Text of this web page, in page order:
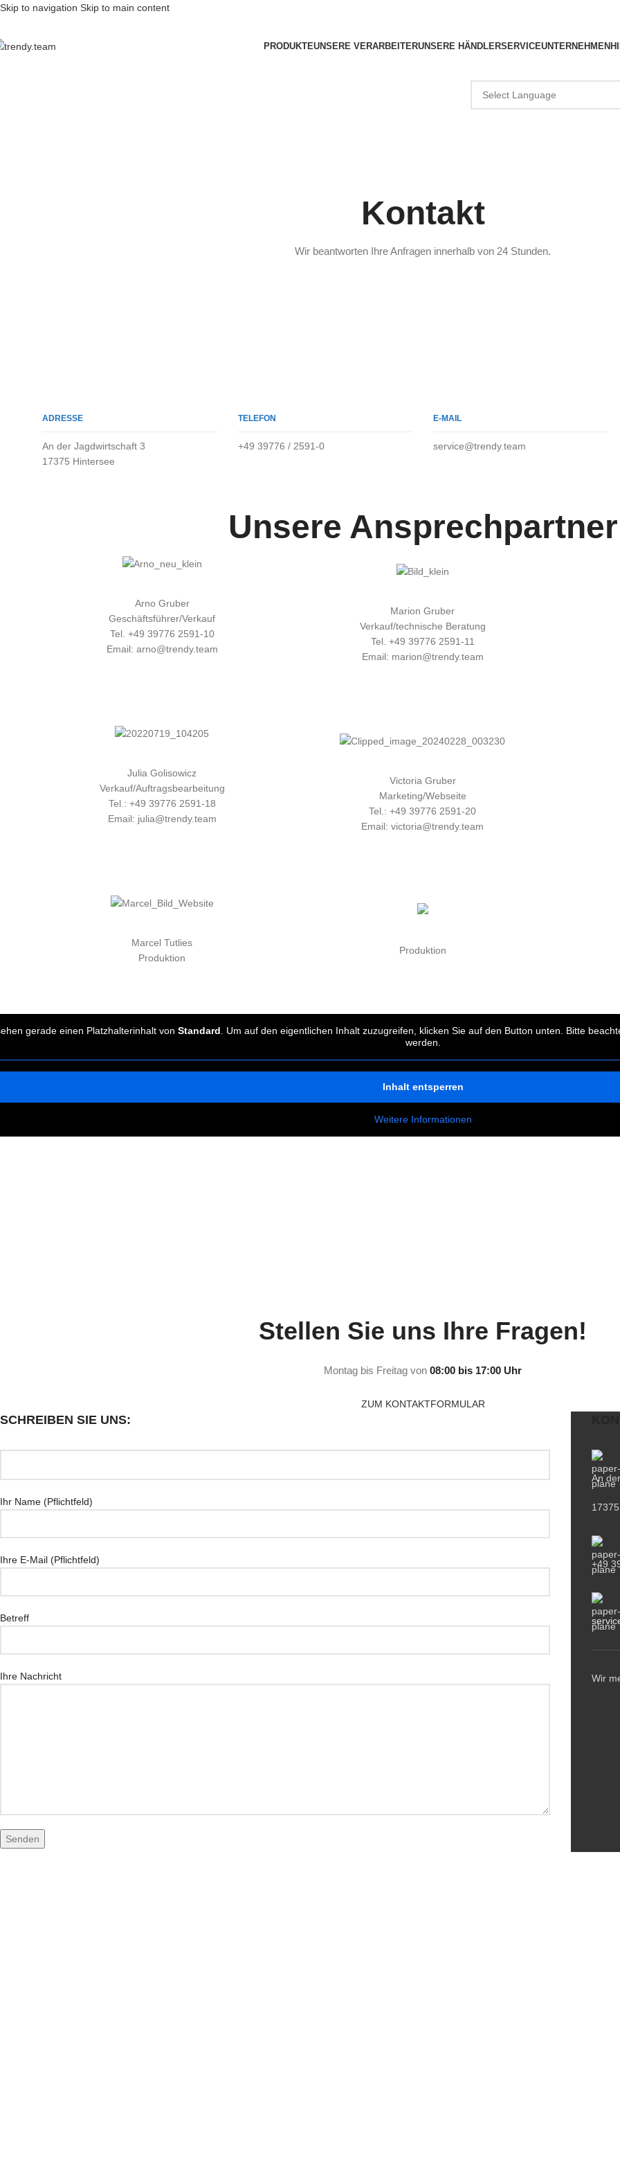
Skip to navigation Skip to main content
PRODUKTEUNSERE VERARBEITERUNSERE HÄNDLERSERVICEUNTERNEHMEN
Kontakt
Wir beantworten Ihre Anfragen innerhalb von 24 Stunden.
ADRESSE
An der Jagdwirtschaft 3
17375 Hintersee
TELEFON
+49 39776 / 2591-0
E-MAIL
service@trendy.team
Unsere Ansprechpartner
Arno Gruber
Geschäftsführer/Verkauf
Tel. +49 39776 2591-10
Email: arno@trendy.team
Julia Golisowicz
Verkauf/Auftragsbearbeitung
Tel.: +49 39776 2591-18
Email: julia@trendy.team
Marcel Tutlies
Produktion
Marion Gruber
Verkauf/technische Beratung
Tel. +49 39776 2591-11
Email: marion@trendy.team
Victoria Gruber
Marketing/Webseite
Tel.: +49 39776 2591-20
Email: victoria@trendy.team
Produktion
gerade einen Platzhalterinhalt von Standard . Um auf den eigentlichen Inhalt zuzugreifen, klicken Sie auf den Button unten. Bitte
werden.
Inhalt entsperren
Weitere Informationen
Stellen Sie uns Ihre Fragen!
Montag bis Freitag von 08:00 bis 17:00 Uhr
ZUM KONTAKTFORMULAR
SCHREIBEN SIE UNS:
Ihr Name (Pflichtfeld)
Ihre E-Mail (Pflichtfeld)
Betreff
Ihre Nachricht
An
+49
Wir